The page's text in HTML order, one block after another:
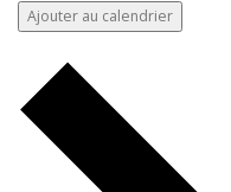
Ajouter au calendrier